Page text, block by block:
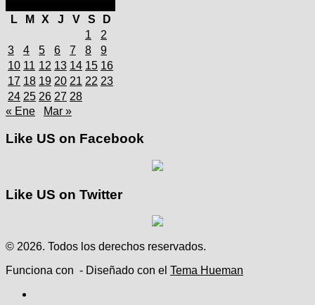
L
M X J V S
D
1
2
3
4 5 6 7 8
9
10 11 12 13 14 15 16
17 18 19 20 21 22 23
24 25 26 27 28
« Ene
Mar »
Like US on Facebook
Like US on Twitter
© 2026. Todos los derechos reservados.
Funciona con - Diseñado con el Tema Hueman